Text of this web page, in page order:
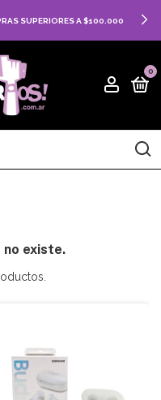
SUPERIORES A $100.000
0
no existe.